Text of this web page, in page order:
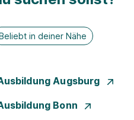
in deiner Nähe
Augsburg
Bonn